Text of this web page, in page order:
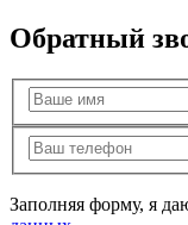
Обратный
Заполняя форму, я